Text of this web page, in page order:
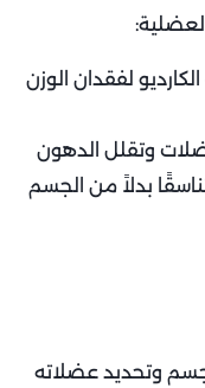
لفقدان الوزن
وتقلل الدهون
بدلاً من الجسم
وتحديد عضلاته